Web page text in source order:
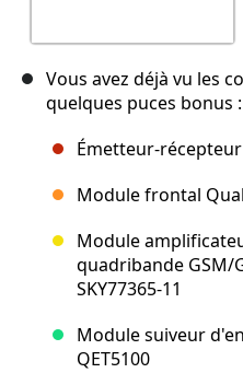
Vous avez déjà vu les
quelques puces bonus :
Émetteur-récepteur
Module frontal
Module
quadribande GSM/
SKY77365-11
Module suiveur
QET5100